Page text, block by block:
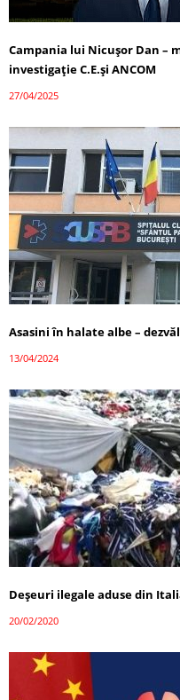
Campania lui Nicușor Dan –
investigație C.E.și ANCOM
27/04/2025
Asasini în halate albe –
13/04/2024
Deșeuri ilegale aduse din
20/02/2020